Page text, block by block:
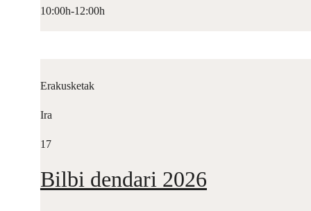
10:00h-12:00h
Erakusketak
Ira
17
Bilbi dendari 2026